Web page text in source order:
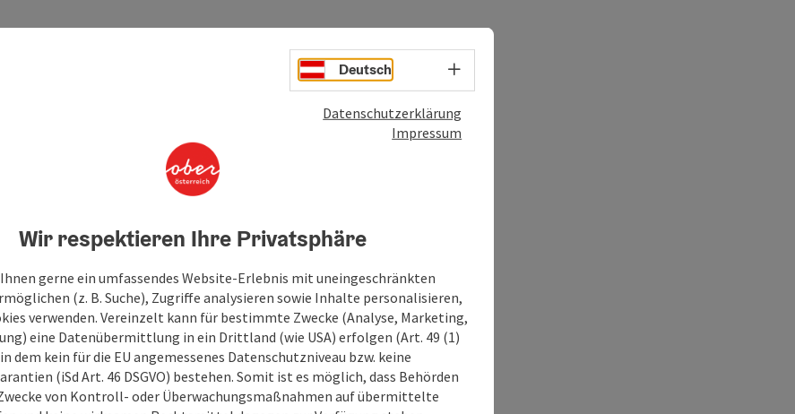
Deutsch Sprachwahl - Menü öffnen
Datenschutzerklärung
Impressum
Wir respektieren Ihre Privatsphäre
gerne ein umfassendes Website-Erlebnis mit uneingeschränkten
(z. B. Suche), Zugriffe analysieren sowie Inhalte personalisieren,
verwenden. Vereinzelt kann für bestimmte Zwecke (Analyse, Marketing,
eine Datenübermittlung in ein Drittland (wie USA) erfolgen (Art. 49 (1)
in dem kein für die EU angemessenes Datenschutzniveau bzw. keine
(iSd Art. 46 DSGVO) bestehen. Somit ist es möglich, dass Behörden
von Kontroll- oder Überwachungsmaßnahmen auf übermittelte